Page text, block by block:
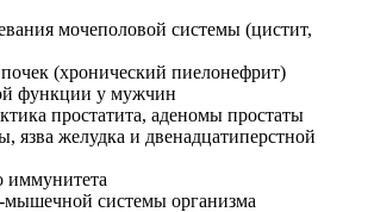
мочеполовой системы (цистит,
(хронический пиелонефрит)
функции у мужчин
простатита, аденомы простаты
язва желудка и двенадцатиперстной
иммунитета
мышечной системы организма